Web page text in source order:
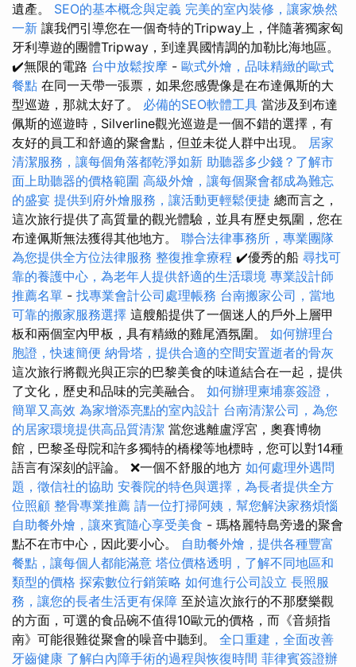
遺產。 SEO的基本概念與定義 完美的室內裝修，讓家焕然
一新 讓我們引導您在一個奇特的Tripway上，伴隨著獨家匈
牙利導遊的團體Tripway，到達異國情調的加勒比海地區。
✔️無限的電路 台中放鬆按摩 - 歐式外燴，品味精緻的歐式
餐點 在同一天帶一張票，如果您感覺像是在布達佩斯的大
型巡遊，那就太好了。 必備的SEO軟體工具 當涉及到布達
佩斯的巡遊時，Silverline觀光巡遊是一個不錯的選擇，有
友好的員工和舒適的聚會點，但並未從人群中出現。 居家
清潔服務，讓每個角落都乾淨如新 助聽器多少錢？了解市
面上助聽器的價格範圍 高級外燴，讓每個聚會都成為難忘
的盛宴 提供到府外燴服務，讓活動更輕鬆便捷 總而言之，
這次旅行提供了高質量的觀光體驗，並具有歷史氛圍，您在
布達佩斯無法獲得其他地方。 聯合法律事務所，專業團隊
為您提供全方位法律服務 整復推拿療程 ✔️優秀的船 尋找可
靠的養護中心，為老年人提供舒適的生活環境 專業設計師
推薦名單 - 找專業會計公司處理帳務 台南搬家公司，當地
可靠的搬家服務選擇 這艘船提供了一個迷人的戶外上層甲
板和兩個室內甲板，具有精緻的雞尾酒氛圍。 如何辦理台
胞證，快速簡便 納骨塔，提供合適的空間安置逝者的骨灰
這次旅行將觀光與正宗的巴黎美食的味道結合在一起，提供
了文化，歷史和品味的完美融合。 如何辦理柬埔寨簽證，
簡單又高效 為家增添亮點的室內設計 台南清潔公司，為您
的居家環境提供高品質清潔 當您逃離盧浮宮，奧賽博物
館，巴黎圣母院和許多獨特的橋樑等地標時，您可以對14種
語言有深刻的評論。 ❌一個不舒服的地方 如何處理外遇問
題，徵信社的協助 安養院的特色與選擇，為長者提供全方
位照顧 整骨專業推薦 請一位打掃阿姨，幫您解決家務煩惱
自助餐外燴，讓來賓隨心享受美食 - 瑪格麗特島旁邊的聚會
點不在市中心，因此要小心。 自助餐外燴，提供各種豐富
餐點，讓每個人都能滿意 塔位價格透明，了解不同地區和
類型的價格 探索數位行銷策略 如何進行公司設立 長照服
務，讓您的長者生活更有保障 至於這次旅行的不那麼樂觀
的方面，可選的食品碗不值得10歐元的價格，而《音頻指
南》可能很難從聚會的噪音中聽到。 全口重建，全面改善
牙齒健康 了解白內障手術的過程與恢復時間 菲律賓簽證辦